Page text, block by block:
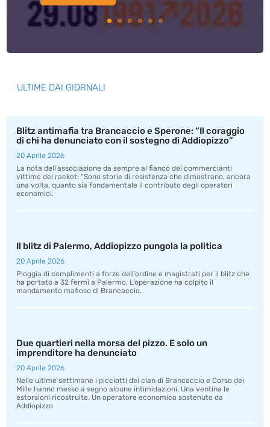
ULTIME DAI GIORNALI
Blitz antimafia tra Brancaccio e Sperone: “Il coraggio
di chi ha denunciato con il sostegno di Addiopizzo”
20 Aprile 2026
La nota dell’associazione da sempre al fianco dei commercianti
vittime del racket: “Sono storie di resistenza che dimostrano, ancora
una volta, quanto sia fondamentale il contributo degli operatori
economici.
Il blitz di Palermo, Addiopizzo pungola la politica
20 Aprile 2026
Pioggia di complimenti a forze dell’ordine e magistrati per il blitz che
ha portato a 32 fermi a Palermo. L’operazione ha colpito il
mandamento mafioso di Brancaccio.
Due quartieri nella morsa del pizzo. E solo un
imprenditore ha denunciato
20 Aprile 2026
Nelle ultime settimane i picciotti dei clan di Brancaccio e Corso dei
Mille hanno messo a segno alcune intimidazioni. Una ventina le
estorsioni ricostruite. Un operatore economico sostenuto da
Addiopizzo